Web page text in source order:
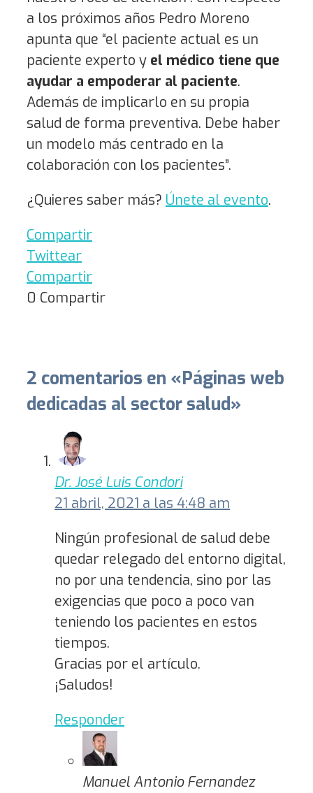
a los próximos años Pedro Moreno
apunta que “el paciente actual es un
paciente experto y el médico tiene que
ayudar a empoderar al paciente.
Además de implicarlo en su propia
salud de forma preventiva. Debe haber
un modelo más centrado en la
colaboración con los pacientes”.
¿Quieres saber más? Únete al evento.
Compartir
Twittear
Compartir
0 Compartir
2 comentarios en «Páginas web
dedicadas al sector salud»
Dr. José Luis Condori
21 abril, 2021 a las 4:48 am
Ningún profesional de salud debe
quedar relegado del entorno digital,
no por una tendencia, sino por las
exigencias que poco a poco van
teniendo los pacientes en estos
tiempos.
Gracias por el artículo.
¡Saludos!
Responder
Manuel Antonio Fernandez